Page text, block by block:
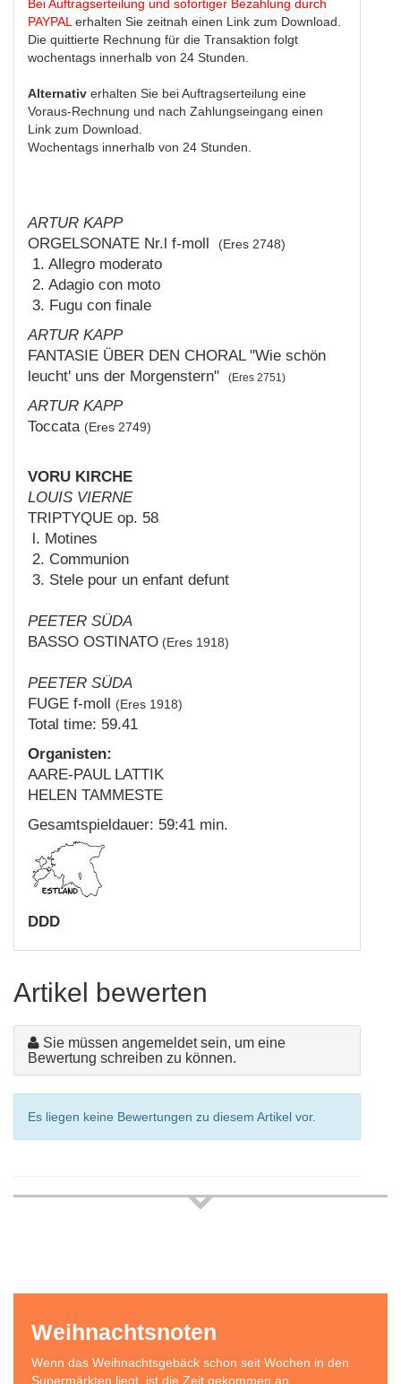
Bei Auftragserteilung und sofortiger Bezahlung durch
PAYPAL erhalten Sie zeitnah einen Link zum Download.
Die quittierte Rechnung für die Transaktion folgt
wochentags innerhalb von 24 Stunden.
Alternativ erhalten Sie bei Auftragserteilung eine
Voraus-Rechnung und nach Zahlungseingang einen
Link zum Download.
Wochentags innerhalb von 24 Stunden.
ARTUR KAPP
ORGELSONATE Nr.l f-moll
(Eres 2748)
1. Allegro moderato
2. Adagio con moto
3. Fugu con finale
ARTUR KAPP
FANTASIE ÜBER DEN CHORAL "Wie schön
leucht' uns der Morgenstern"
(Eres 2751)
ARTUR KAPP
Toccata (Eres 2749)
VORU KIRCHE
LOUIS VIERNE
TRIPTYQUE op. 58
l. Motines
2. Communion
3. Stele pour un enfant defunt
PEETER SÜDA
BASSO OSTINATO (Eres 1918)
PEETER SÜDA
FUGE f-moll (Eres 1918)
Total time: 59.41
Organisten:
AARE-PAUL LATTIK
HELEN TAMMESTE
Gesamtspieldauer: 59:41 min.
DDD
Artikel bewerten
Sie müssen angemeldet sein, um eine
Bewertung schreiben zu können.
Es liegen keine Bewertungen zu diesem Artikel vor.
Weihnachtsnoten
Wenn das Weihnachtsgebäck schon seit Wochen in den
Supermärkten liegt, ist die Zeit gekommen an